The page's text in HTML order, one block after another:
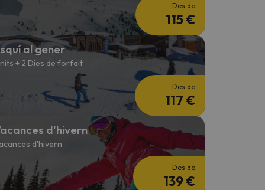
Des de
115 €
al gener
+ 2 Dies de forfait
Des de
117 €
d'hivern
d'hivern
Des de
139 €